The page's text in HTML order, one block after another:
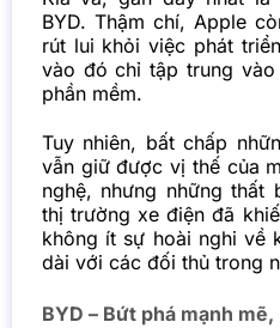
BYD. Thậm chí, Apple
rút lui khỏi việc phát
vào đó chỉ tập trung
phần mềm.
Tuy nhiên, bất chấp
vẫn giữ được vị thế của
nghệ, nhưng những thất
thị trường xe điện đã
không ít sự hoài nghi về
dài với các đối thủ trong
BYD – Bứt phá mạnh